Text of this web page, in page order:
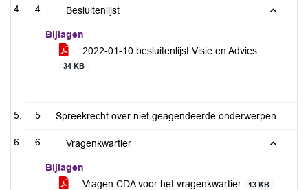
4 Besluitenlijst
Bijlagen
2022-01-10 besluitenlijst Visie en Advies
34 KB
5 Spreekrecht over niet geagendeerde onderwerpen
6 Vragenkwartier
Bijlagen
Vragen CDA voor het vragenkwartier
13 KB